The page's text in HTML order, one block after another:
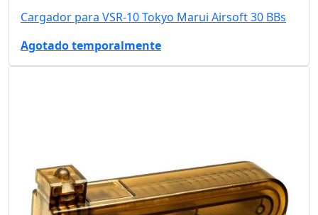
Cargador para VSR-10 Tokyo Marui Airsoft 30 BBs
Agotado temporalmente